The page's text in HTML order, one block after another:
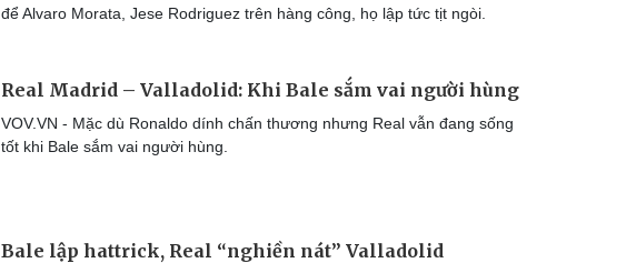
để Alvaro Morata, Jese Rodriguez trên hàng công, họ lập tức tịt ngòi.
Real Madrid – Valladolid: Khi Bale sắm vai người hùng
VOV.VN - Mặc dù Ronaldo dính chấn thương nhưng Real vẫn đang sống
tốt khi Bale sắm vai người hùng.
Bale lập hattrick, Real “nghiền nát” Valladolid